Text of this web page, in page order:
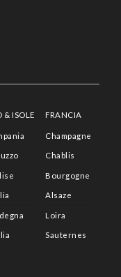
& ISOLE FRANCIA
Champagne
Chablis
Bourgogne
Alsaze
Loira
Sauternes